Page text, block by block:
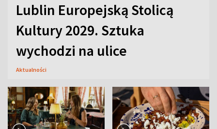
Lublin Europejską Stolicą
Kultury 2029. Sztuka
wychodzi na ulice
Aktualności